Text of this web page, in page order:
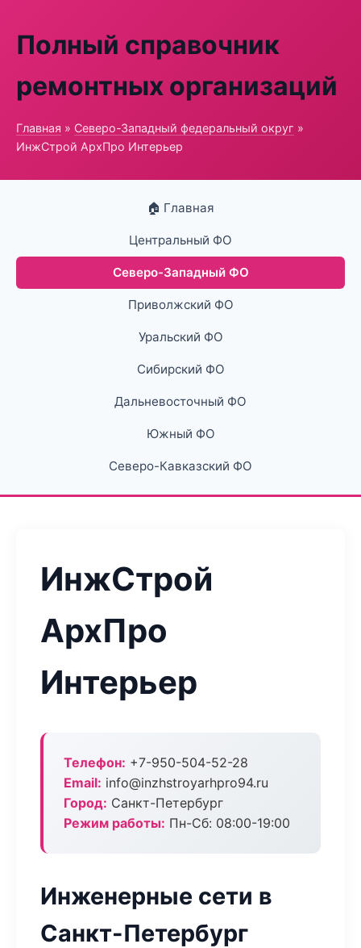
Полный справочник
ремонтных организаций
Главная » Северо-Западный федеральный округ »
ИнжСтрой АрхПро Интерьер
🏠 Главная
Центральный ФО
Северо-Западный ФО
Приволжский ФО
Уральский ФО
Сибирский ФО
Дальневосточный ФО
Южный ФО
Северо-Кавказский ФО
ИнжСтрой
АрхПро
Интерьер
Телефон: +7-950-504-52-28
Email: info@inzhstroyarhpro94.ru
Город: Санкт-Петербург
Режим работы: Пн-Сб: 08:00-19:00
Инженерные сети в
Санкт-Петербург